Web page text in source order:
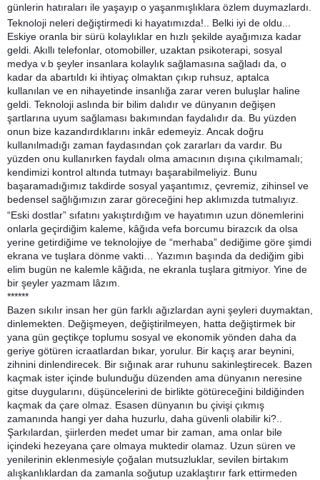
günlerin hatıraları ile yaşayıp o yaşanmışlıklara özlem duymazlardı.
Teknoloji neleri değiştirmedi ki hayatımızda!.. Belki iyi de oldu...
Eskiye oranla bir sürü kolaylıklar en hızlı şekilde ayağımıza kadar
geldi. Akıllı telefonlar, otomobiller, uzaktan psikoterapi, sosyal
medya v.b şeyler insanlara kolaylık sağlamasına sağladı da, o
kadar da abartıldı ki ihtiyaç olmaktan çıkıp ruhsuz, aptalca
kullanılan ve en nihayetinde insanlığa zarar veren buluşlar haline
geldi. Teknoloji aslında bir bilim dalıdır ve dünyanın değişen
şartlarına uyum sağlaması bakımından faydalıdır da. Bu yüzden
onun bize kazandırdıklarını inkâr edemeyiz. Ancak doğru
kullanılmadığı zaman faydasından çok zararları da vardır. Bu
yüzden onu kullanırken faydalı olma amacının dışına çıkılmamalı;
kendimizi kontrol altında tutmayı başarabilmeliyiz. Bunu
başaramadığımız takdirde sosyal yaşantımız, çevremiz, zihinsel ve
bedensel sağlığımızın zarar göreceğini hep aklımızda tutmalıyız.
“Eski dostlar” sıfatını yakıştırdığım ve hayatımın uzun dönemlerini
onlarla geçirdiğim kaleme, kâğıda vefa borcumu birazcık da olsa
yerine getirdiğime ve teknolojiye de “merhaba” dediğime göre şimdi
ekrana ve tuşlara dönme vakti… Yazımın başında da dediğim gibi
elim bugün ne kalemle kâğıda, ne ekranla tuşlara gitmiyor. Yine de
bir şeyler yazmam lâzım.
******
Bazen sıkılır insan her gün farklı ağızlardan ayni şeyleri duymaktan,
dinlemekten. Değişmeyen, değiştirilmeyen, hatta değiştirmek bir
yana gün geçtikçe toplumu sosyal ve ekonomik yönden daha da
geriye götüren icraatlardan bıkar, yorulur. Bir kaçış arar beynini,
zihnini dinlendirecek. Bir sığınak arar ruhunu sakinleştirecek. Bazen
kaçmak ister içinde bulunduğu düzenden ama dünyanın neresine
gitse duygularını, düşüncelerini de birlikte götüreceğini bildiğinden
kaçmak da çare olmaz. Esasen dünyanın bu çivişi çıkmış
zamanında hangi yer daha huzurlu, daha güvenli olabilir ki?..
Şarkılardan, şiirlerden medet umar bir zaman, ama onlar bile
içindeki hezeyana çare olmaya muktedir olamaz. Uzun süren ve
yenilerinin eklenmesiyle çoğalan mutsuzluklar, sevilen birtakım
alışkanlıklardan da zamanla soğutup uzaklaştırır fark ettirmeden